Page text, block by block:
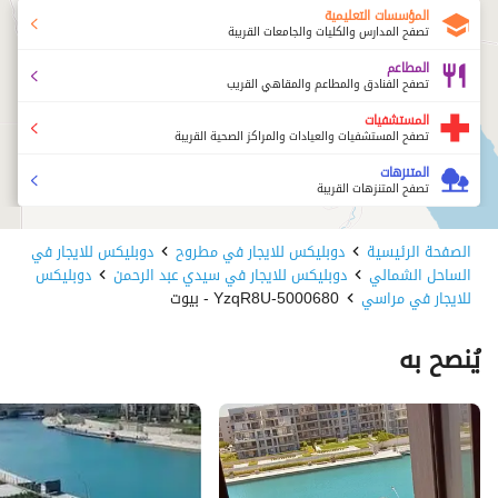
المؤسسات التعليمية
تصفح المدارس والكليات والجامعات القريبة
المطاعم
تصفح الفنادق والمطاعم والمقاهي القريب
المستشفيات
تصفح المستشفيات والعيادات والمراكز الصحية القريبة
المتنزهات
تصفح المتنزهات القريبة
الصفحة الرئيسية دوبليكس للايجار في مطروح دوبليكس للايجار في
الساحل الشمالي دوبليكس للايجار في سيدي عبد الرحمن دوبليكس
للايجار في مراسي 5000680-YzqR8U - بيوت
يُنصح به